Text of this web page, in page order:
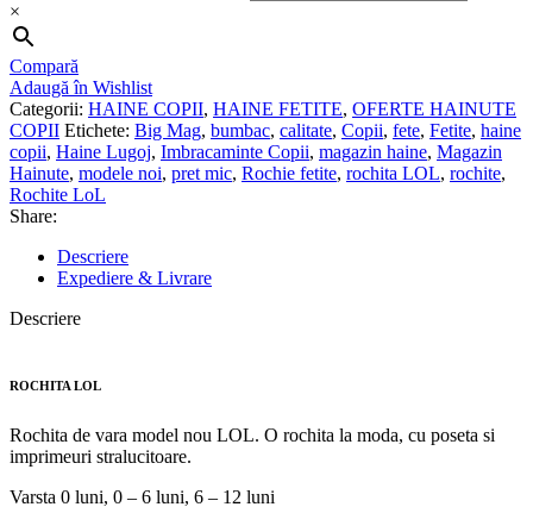
×
Compară
Adaugă în Wishlist
Categorii: HAINE COPII, HAINE FETITE, OFERTE HAINUTE
COPII Etichete: Big Mag, bumbac, calitate, Copii, fete, Fetite, haine
copii, Haine Lugoj, Imbracaminte Copii, magazin haine, Magazin
Hainute, modele noi, pret mic, Rochie fetite, rochita LOL, rochite,
Rochite LoL
Share:
Descriere
Expediere & Livrare
Descriere
ROCHITA LOL
Rochita de vara model nou LOL. O rochita la moda, cu poseta si
imprimeuri stralucitoare.
Varsta 0 luni, 0 – 6 luni, 6 – 12 luni